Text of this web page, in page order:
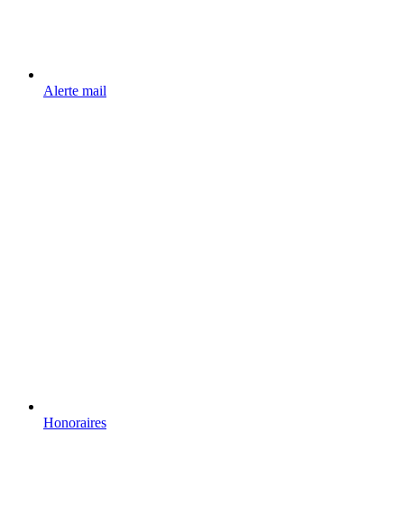
Alerte mail
Honoraires